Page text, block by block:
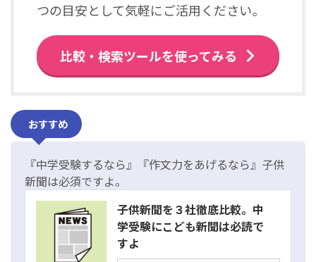
つの目安として気軽にご活用ください。
比較・検索ツールを使ってみる
おすすめ
『中学受験するなら』『作文力をあげるなら』子供
新聞は必須ですよ。
子供新聞を３社徹底比較。中
学受験にこども新聞は必読で
すよ